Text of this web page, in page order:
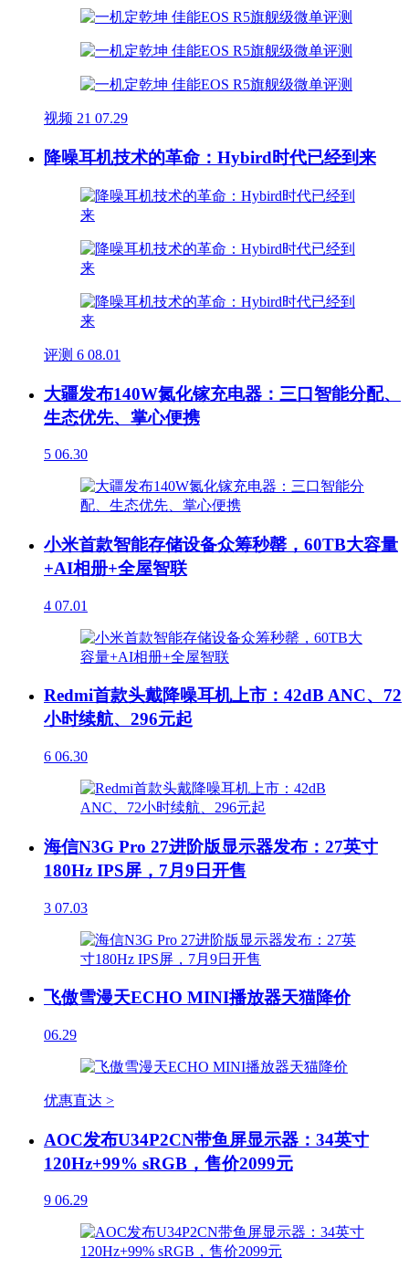
视频 21 07.29
降噪耳机技术的革命：Hybird时代已经到来
评测 6 08.01
大疆发布140W氮化镓充电器：三口智能分配、
生态优先、掌心便携
5 06.30
小米首款智能存储设备众筹秒罄，60TB大容量
+AI相册+全屋智联
4 07.01
Redmi首款头戴降噪耳机上市：42dB ANC、72
小时续航、296元起
6 06.30
海信N3G Pro 27进阶版显示器发布：27英寸
180Hz IPS屏，7月9日开售
3 07.03
飞傲雪漫天ECHO MINI播放器天猫降价
06.29
优惠直达 >
AOC发布U34P2CN带鱼屏显示器：34英寸
120Hz+99% sRGB，售价2099元
9 06.29